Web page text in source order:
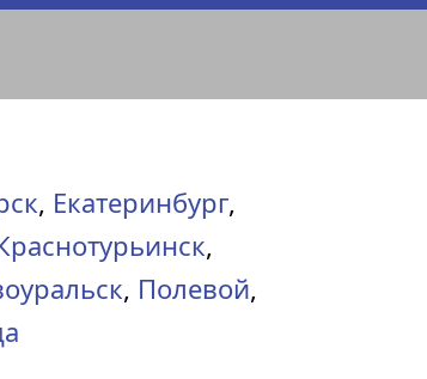
, Екатеринбург,
,
, Полевой,